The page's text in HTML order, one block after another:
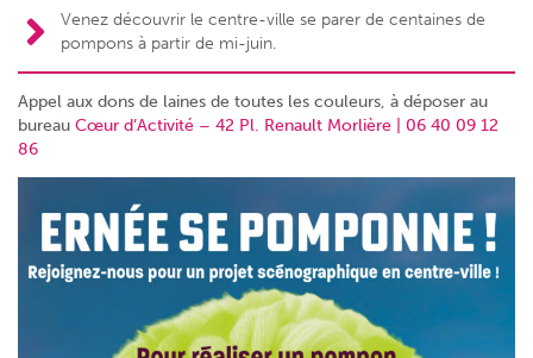
Venez découvrir le centre-ville se parer de centaines de
pompons à partir de mi-juin.
Appel aux dons de laines de toutes les couleurs, à déposer au
bureau Cœur d’Activité – 42 Pl. Renault Morlière | 06 40 09 12
86